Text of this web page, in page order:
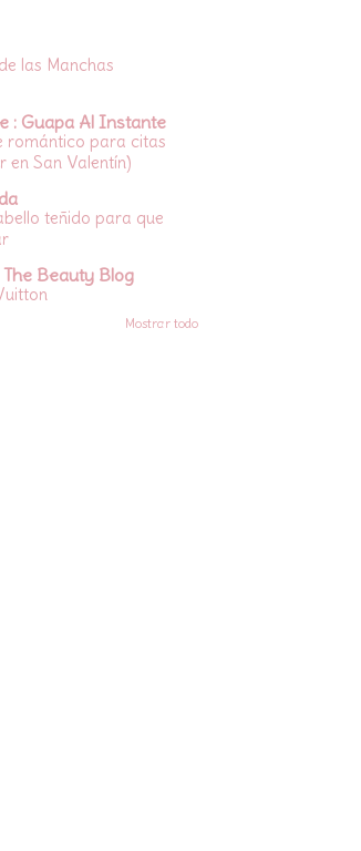
las Manchas
: Guapa Al Instante
romántico para citas
San Valentín)
teñido para que
Beauty Blog
Mostrar todo